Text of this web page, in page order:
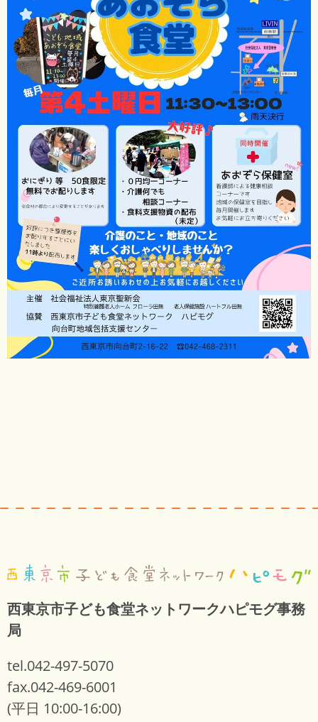
西東京市子ども食堂ネットワークハピモグ事務
局
tel.042-497-5070
fax.042-469-6001
(平日 10:00-16:00)